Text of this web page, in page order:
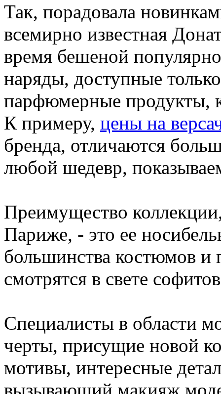
Так, порадовала
всемирно известная
время бешеной
наряды, доступные
парфюмерные продукты,
К примеру, цены на
бренда, отличаются
любой шедевр,
Преимущество
Париже, - это ее
большинства костюмов и
смотрятся в свете
Специалисты в области
черты, присущие новой
мотивы, интересные
вызывающий макияж